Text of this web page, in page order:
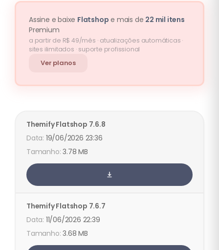
Assine e baixe Flatshop e mais de 22 mil itens
Premium
a partir de R$ 49/mês · atualizações automáticas ·
sites ilimitados · suporte profissional
Ver planos
ThemifyFlatshop 7.6.8
19/06/2026 23:36
3.78 MB
ThemifyFlatshop 7.6.7
11/06/2026 22:39
3.68 MB